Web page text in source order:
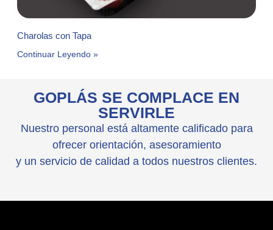
Charolas con Tapa
Continuar Leyendo »
GOPLÁS SE COMPLACE EN
SERVIRLE
Nuestro personal está altamente calificado para
ofrecer orientación, asesoramiento
y un servicio de calidad a todos nuestros clientes.